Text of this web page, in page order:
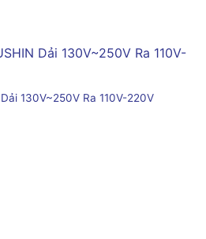
130V~250V Ra 110V-220V